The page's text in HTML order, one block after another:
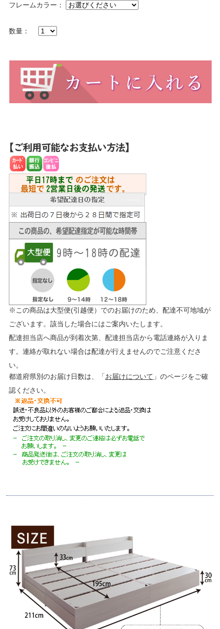
フレームカラー：
数量：
※この商品は大型便(引越便）でのお届けのため、配達不可地域が
ございます。該当した場合にはご案内いたします。
配達担当店へ商品が到着次第、配達担当店から電話連絡が入りま
す。連絡が取れない場合は配達が行えませんのでご注意くださ
い。
都道府県別のお届け日数は、「お届けについて 」のページをご確
認ください。